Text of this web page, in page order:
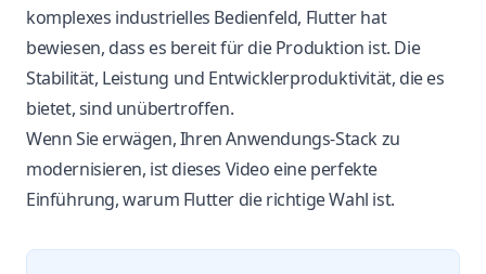
komplexes industrielles Bedienfeld, Flutter hat
bewiesen, dass es bereit für die Produktion ist. Die
Stabilität, Leistung und Entwicklerproduktivität, die es
bietet, sind unübertroffen.
Wenn Sie erwägen, Ihren Anwendungs-Stack zu
modernisieren, ist dieses Video eine perfekte
Einführung, warum Flutter die richtige Wahl ist.